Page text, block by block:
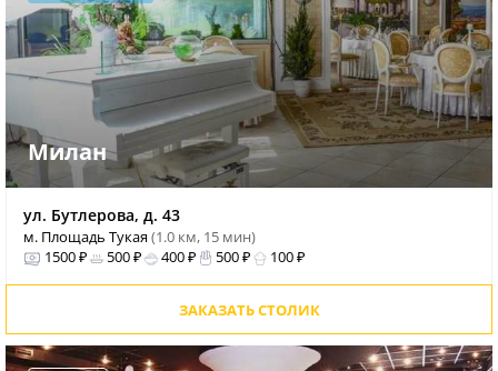
Милан
ул. Бутлерова, д. 43
м. Площадь Тукая(1.0 км, 15 мин)
1500 ₽
500 ₽ 400 ₽ 500 ₽ 100 ₽
ЗАКАЗАТЬ СТОЛИК